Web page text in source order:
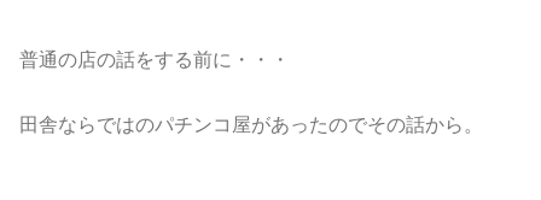
普通の店の話をする前に・・・
田舎ならではのパチンコ屋があったのでその話から。